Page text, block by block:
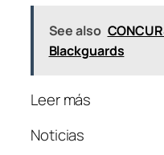
See also
Blackguards
Leer más
Noticias